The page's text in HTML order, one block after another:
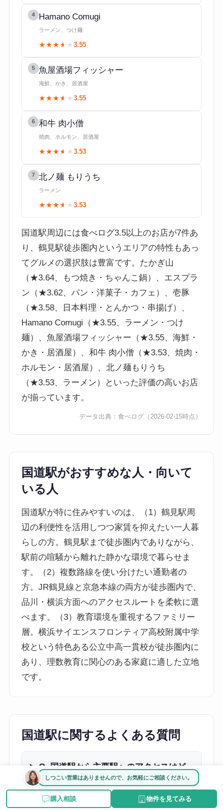
4 Hamano Comugi
ラーメン、つけ麺
★★★★★
★★★★★ 3.55
5 魚屋酒場フィッシャー
海鮮、かき、居酒屋
★★★★★
★★★★★ 3.55
6 和牛 肉小僧
焼肉、ホルモン、居酒屋
★★★★★
★★★★★ 3.53
7 北ノ麺 もりうち
ラーメン
★★★★★
★★★★★ 3.53
国道駅周辺には食べログ3.5以上のお店が7件あ
り、鶴見駅徒歩圏内というエリアの特性もあっ
てグルメの選択肢は豊富です。たかぎ山
（★3.64、もつ焼き・ちゃんこ鍋）、エスプラ
ン（★3.62、パン・洋菓子・カフェ）、壱豚
（★3.58、日本料理・とんかつ・串揚げ）、
Hamano Comugi（★3.55、ラーメン・つけ
麺）、魚屋酒場フィッシャー（★3.55、海鮮・
かき・居酒屋）、和牛 肉小僧（★3.53、焼肉・
ホルモン・居酒屋）、北ノ麺もりうち
（★3.53、ラーメン）といった評価の高いお店
が揃っています。
データ出典：食べログ （2026-02-15時点）
国道駅がおすすめな人・向いて
いる人
国道駅が特に住みやすいのは、（1）鶴見駅周
辺の利便性を活用しつつ家賃を抑えたい一人暮
らしの方。鶴見駅まで徒歩圏内でありながら、
駅前の喧騒から離れた静かな環境で暮らせま
す。（2）複数路線を使い分けたい通勤者の
方。JR鶴見線と京急本線の両方が徒歩圏内で、
品川・横浜方面へのアクセスルートを柔軟に選
べます。（3）教育環境を重視するファミリー
層。横浜サイエンスフロンティア高校附属中学
校という特色ある公立中高一貫校が徒歩圏内に
あり、理数教育に関心のある家庭に適した立地
です。
国道駅に関するよくある質問
Q. 国道駅から主要駅へのアクセスはど
のくらいですか？
しつこい営業はありませんので、お気軽にご相談ください。
購入相談 物件を見てみる